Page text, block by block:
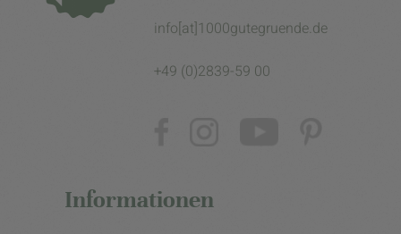
info[at]1000gutegruende.de
+49 (0)2839-59 00
Informationen